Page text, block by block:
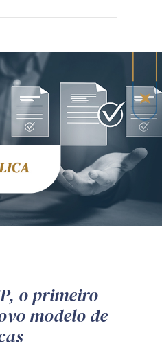
o primeiro
modelo de